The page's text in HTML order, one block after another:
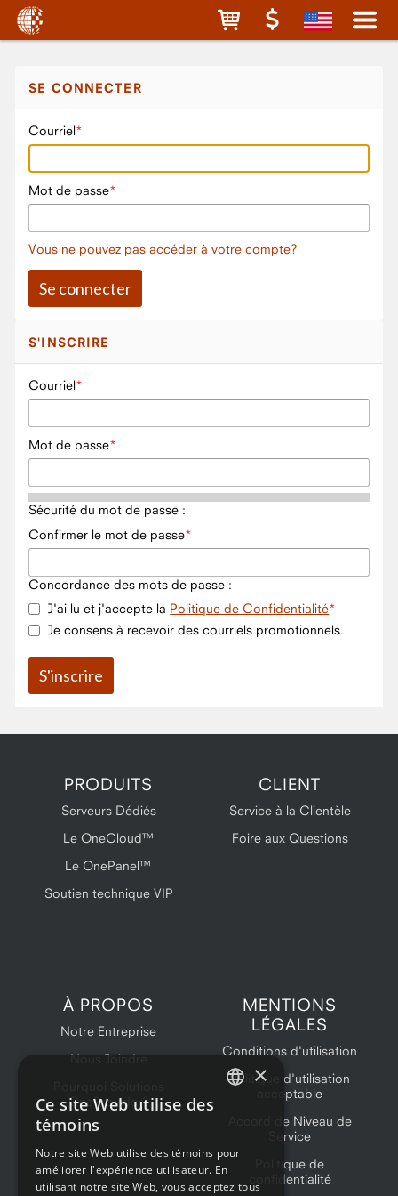
SE CONNECTER
Courriel
Mot de passe
Vous ne pouvez pas accéder à votre compte?
S'INSCRIRE
Courriel
Mot de passe
Sécurité du mot de passe :
Confirmer le mot de passe
Concordance des mots de passe :
J'ai lu et j'accepte la Politique de Confidentialité
Je consens à recevoir des courriels promotionnels.
PRODUITS
Serveurs Dédiés
Le OneCloud™
Le OnePanel™
Soutien technique VIP
CLIENT
Service à la Clientèle
Foire aux Questions
À PROPOS
Notre Entreprise
Nous Joindre
OneProvider?
MENTIONS
LÉGALES
Conditions d'utilisation
Politique d'utilisation
acceptable
Accord de Niveau de
Service
Politique de
confidentialité
×
Ce site Web utilise des
témoins
Notre site Web utilise des témoins pour
améliorer l'expérience utilisateur. En
utilisant notre site Web, vous acceptez tous